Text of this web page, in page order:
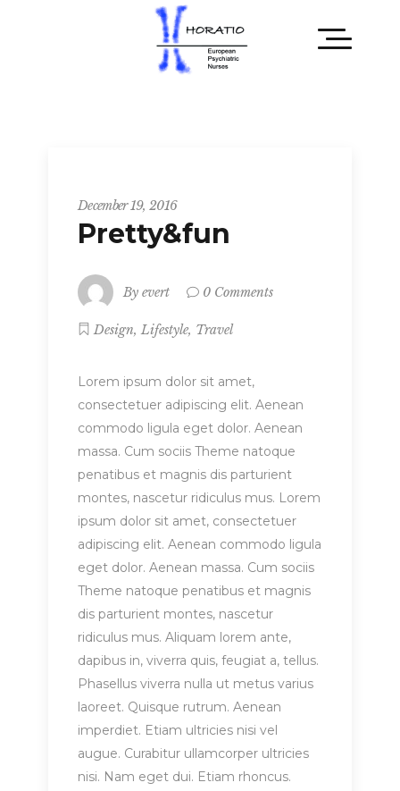
December 19, 2016
Pretty&fun
By evert 0 Comments
Design, Lifestyle, Travel
Lorem ipsum dolor sit amet,
consectetuer adipiscing elit. Aenean
commodo ligula eget dolor. Aenean
massa. Cum sociis Theme natoque
penatibus et magnis dis parturient
montes, nascetur ridiculus mus. Lorem
ipsum dolor sit amet, consectetuer
adipiscing elit. Aenean commodo ligula
eget dolor. Aenean massa. Cum sociis
Theme natoque penatibus et magnis
dis parturient montes, nascetur
ridiculus mus. Aliquam lorem ante,
dapibus in, viverra quis, feugiat a, tellus.
Phasellus viverra nulla ut metus varius
laoreet. Quisque rutrum. Aenean
imperdiet. Etiam ultricies nisi vel
augue. Curabitur ullamcorper ultricies
nisi. Nam eget dui. Etiam rhoncus.